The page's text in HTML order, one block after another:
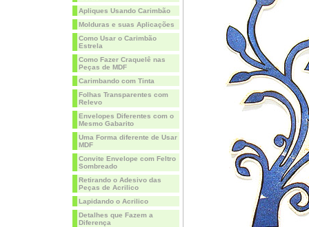
Apliques Usando Carimbão
Molduras e suas Aplicações
Como Usar o Carimbão
Estrela
Como Fazer Craquelê nas
Peças de MDF
Carimbando com Tinta
Folhas Transparentes com
Relevo
Envelopes Diferentes com o
Mesmo Gabarito
Uma Forma diferente de Usar
MDF
Convite Envelope com Feltro
Sombreado
Retirando o Adesivo das
Peças de Acrilico
Lapidando o Acrilico
Detalhes que Fazem a
Diferença